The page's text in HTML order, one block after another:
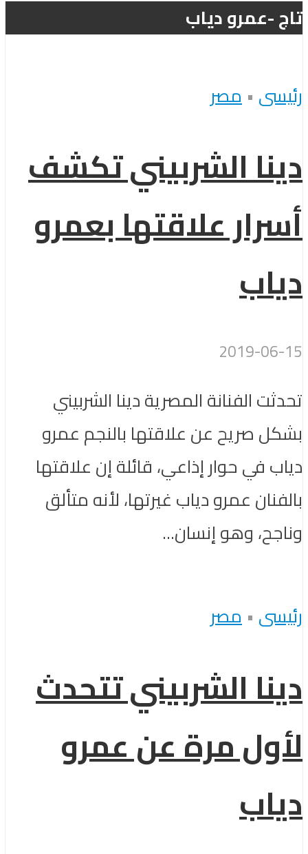
تاج -عمرو دياب
رئيسى •مصر
دينا الشربيني تكشف
أسرار علاقتها بعمرو
دياب
2019-06-15
تحدثت الفنانة المصرية دينا الشربيني
بشكل صريح عن علاقتها بالنجم عمرو
دياب في حوار إذاعي، قائلة إن علاقتها
بالفنان عمرو دياب غيرتها، لأنه متألق
وناجح، وهو إنسان...
رئيسى •مصر
دينا الشربيني تتحدث
لأول مرة عن عمرو
دياب